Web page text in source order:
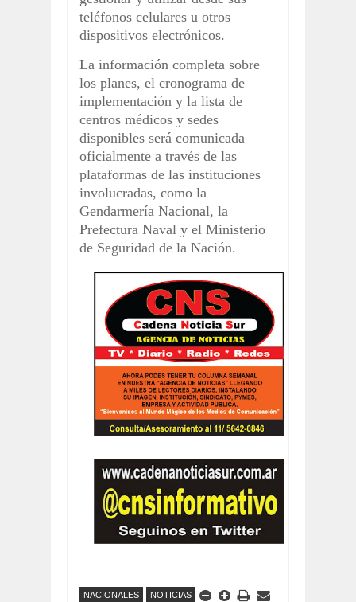
teléfonos celulares u otros
dispositivos electrónicos.
La información completa sobre
los planes, el cronograma de
implementación y la lista de
centros médicos y sedes
disponibles será comunicada
oficialmente a través de las
plataformas de las instituciones
involucradas, como la
Gendarmería Nacional, la
Prefectura Naval y el Ministerio
de Seguridad de la Nación.
NACIONALES NOTICIAS